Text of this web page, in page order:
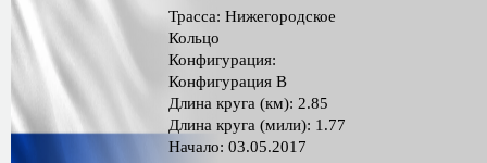
Трасса: Нижегородское
Кольцо
Конфигурация:
Конфигурация B
Длина круга (км): 2.85
Длина круга (мили): 1.77
Начало: 03.05.2017